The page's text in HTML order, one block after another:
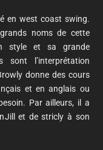
en west coast swing.
noms de cette
style et sa grande
sont l’interprétation
donne des cours
et en anglais ou
Par ailleurs, il a
et de stricly à son